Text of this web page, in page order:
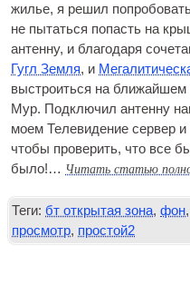
жилье, я решил
не пытаться попасть на
антенну, и благодаря
Гугл Земля, и
выстроиться на
Мур. Подключил антенну
моемТелевидение сервер и
чтобы проверить, что все
было!… Читать статью
Теги: бт открытая зона,фон,
просмотр, простой2